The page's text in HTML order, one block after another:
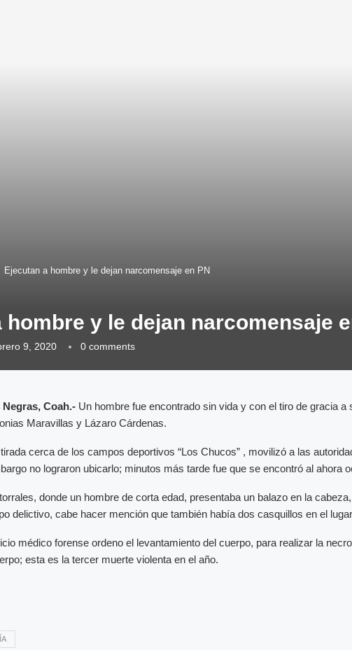
Ejecutan a hombre y le dejan narcomensaje en PN
hombre y le dejan narcomensaje
9, 2020 0 comments
Coah.- Un hombre fue encontrado sin vida y con el tiro de gracia a
Maravillas y Lázaro Cárdenas.
cerca de los campos deportivos “Los Chucos” , movilizó a las
no lograron ubicarlo; minutos más tarde fue que se encontró al ahora
donde un hombre de corta edad, presentaba un balazo en la
delictivo, cabe hacer mención que también había dos casquillos en el
médico forense ordeno el levantamiento del cuerpo, para realizar la
esta es la tercer muerte violenta en el año.